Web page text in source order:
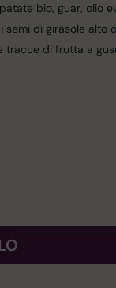
bio, guar, olio
semi di girasole alto
tracce di frutta a